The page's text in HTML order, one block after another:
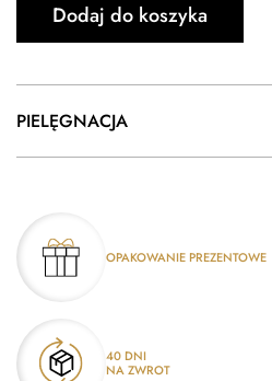
Dodaj do koszyka
PIELĘGNACJA
OPAKOWANIE PREZENTOWE
40 DNI
NA ZWROT